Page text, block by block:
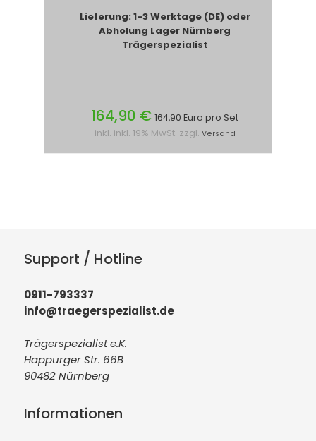
Lieferung: 1-3 Werktage (DE) oder
Abholung Lager Nürnberg
Trägerspezialist
164,90 € 164,90 Euro pro Set
inkl. inkl. 19% MwSt. zzgl. Versand
Support / Hotline
0911-793337
info@traegerspezialist.de
Trägerspezialist e.K.
Happurger Str. 66B
90482 Nürnberg
Informationen